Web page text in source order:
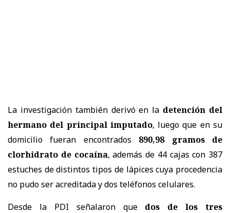
La investigación también derivó en la detención del
hermano del principal imputado, luego que en su
domicilio fueran encontrados 890,98 gramos de
clorhidrato de cocaína, además de 44 cajas con 387
estuches de distintos tipos de lápices cuya procedencia
no pudo ser acreditada y dos teléfonos celulares.
Desde la PDI señalaron que dos de los tres